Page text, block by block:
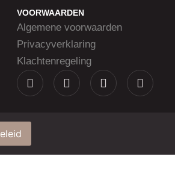
VOORWAARDEN
Algemene voorwaarden
Privacyverklaring
Klachtenregeling